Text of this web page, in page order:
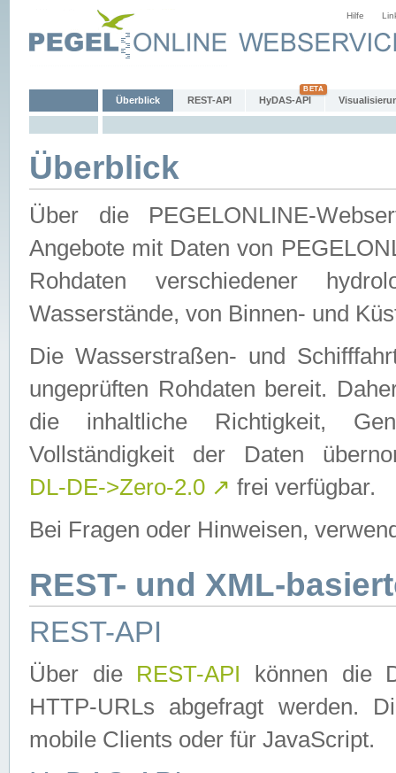
Hilfe
Überblick REST-API HyDAS-API
Überblick
Über die PEGELONLINE-
Angebote mit Daten von
Rohdaten verschiedener
Wasserstände, von Binnen- und
Die Wasserstraßen- und
ungeprüften Rohdaten bereit.
die inhaltliche Richtigkeit,
Vollständigkeit der Daten
DL-DE->Zero-2.0 ↗ frei verfügbar.
Bei Fragen oder Hinweisen,
REST- und XML-
REST-API
Über die REST-API können die
HTTP-URLs abgefragt werden.
mobile Clients oder für JavaScript.